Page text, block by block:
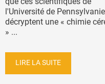
l'Université de Pennsylvanie
décryptent une « chimie
» ...
LIRE LA SUITE